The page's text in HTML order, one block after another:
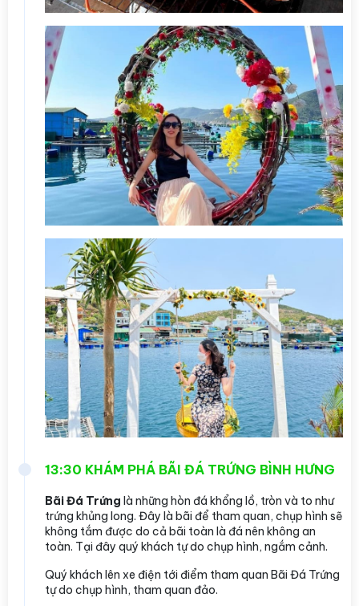
13:30 KHÁM PHÁ BÃI ĐÁ TRỨNG BÌNH HƯNG
Bãi Đá Trứng là những hòn đá khổng lồ, tròn và to như
trứng khủng long. Đây là bãi để tham quan, chụp hình sẽ
không tắm được do cả bãi toàn là đá nên không an
toàn. Tại đây quý khách tự do chụp hình, ngắm cảnh.
Quý khách lên xe điện tới điểm tham quan Bãi Đá Trứng
tự do chụp hình, tham quan đảo.